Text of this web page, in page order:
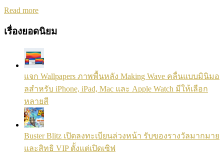
Read moreDetails
เรื่องยอดนิยม
แจก Wallpapers ภาพพื้นหลัง Making Wave คลื่นแบบมินิมอ
ลสำหรับ iPhone, iPad, Mac และ Apple Watch มีให้เลือก
หลายสี
Buster Blitz เปิดลงทะเบียนล่วงหน้า รับของรางวัลมากมาย
และสิทธิ VIP ตั้งแต่เปิดเซิฟ